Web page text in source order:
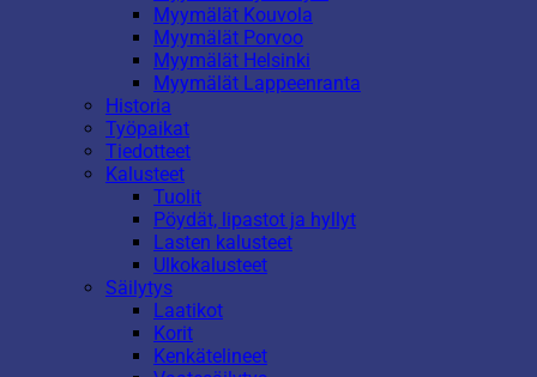
Myymälät Kouvola
Myymälät Porvoo
Myymälät Helsinki
Myymälät Lappeenranta
Historia
Työpaikat
Tiedotteet
Kalusteet
Tuolit
Pöydät, lipastot ja hyllyt
Lasten kalusteet
Ulkokalusteet
Säilytys
Laatikot
Korit
Kenkätelineet